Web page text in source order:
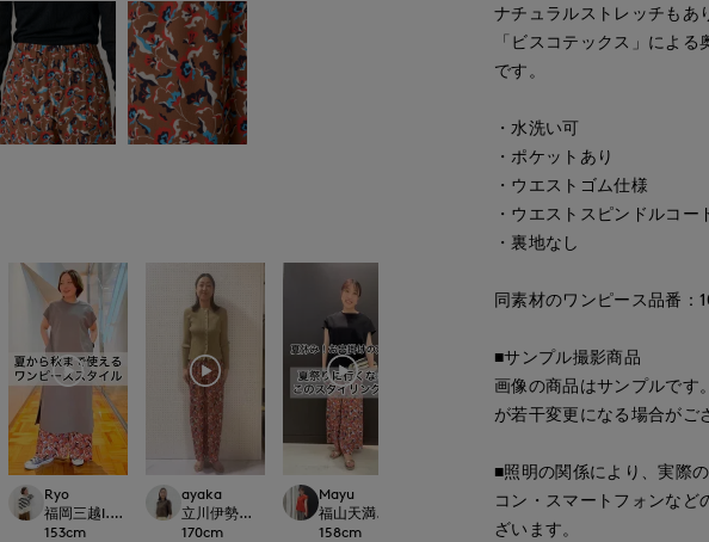
international/7-IDconcept.
Ryo
福岡三越I.T.'S.international
153cm
ayaka
立川伊勢丹I.T.'S.international
170cm
Mayu
福山天満屋店INED/7-IDconcept./Maglie
158cm
立川伊勢丹I.T.'S.international
cm
Nakajima
広島三越
ナチュラルストレッチもあ
「ビスコテックス」によ
です。
・水洗い可
・ポケットあり
・ウエストゴム仕様
・ウエストスピンドルコー
・裏地なし
同素材のワンピース品番：
■サンプル撮影商品
画像の商品はサンプルです
が若干変更になる場合がご
■照明の関係により、実際
コン・スマートフォンなど
ざいます。